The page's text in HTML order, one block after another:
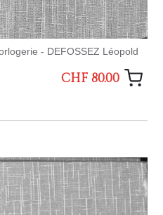
- DEFOSSEZ Léopold
CHF 80.00